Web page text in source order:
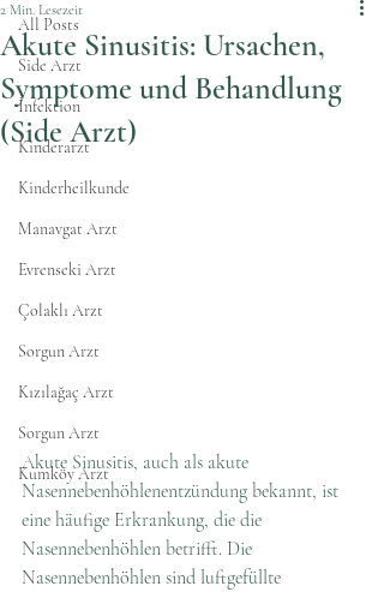
All Posts
Side Arzt
İnfektion
Kinderarzt
Kinderheilkunde
Manavgat Arzt
Evrenseki Arzt
Çolaklı Arzt
Sorgun Arzt
Kızılağaç Arzt
Sorgun Arzt
Kumköy Arzt
Akute Sinusitis: Ursachen,
Symptome und Behandlung
(Side Arzt)
2 Min. Lesezeit
Akute Sinusitis, auch als akute
Nasennebenhöhlenentzündung bekannt, ist
eine häufige Erkrankung, die die
Nasennebenhöhlen betrifft. Die
Nasennebenhöhlen sind luftgefüllte